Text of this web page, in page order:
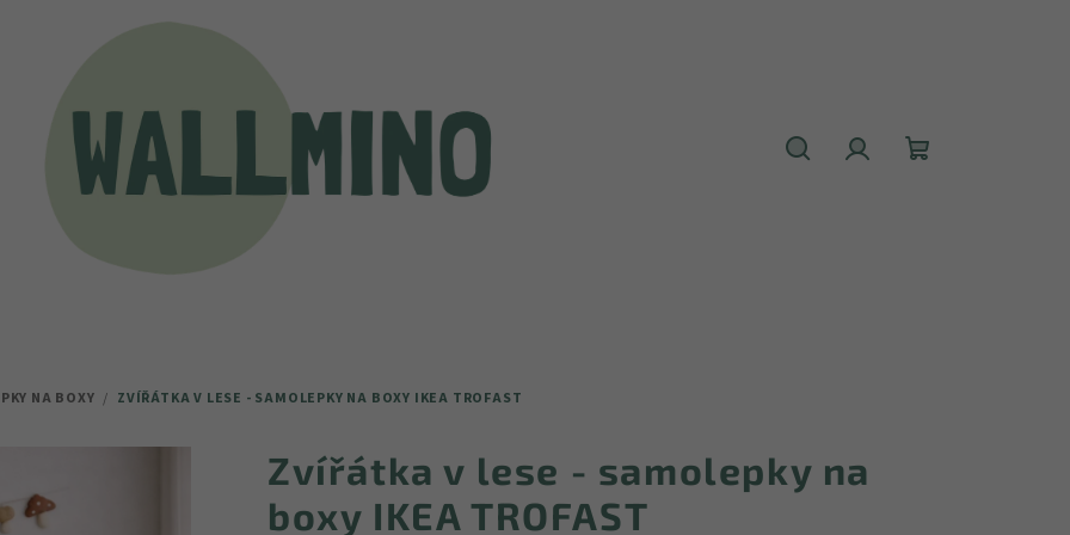
NA BOXY / ZVÍŘÁTKA V LESE - SAMOLEPKY NA BOXY IKEA TROFAST
Zvířátka v lese - samolepky na
boxy IKEA TROFAST